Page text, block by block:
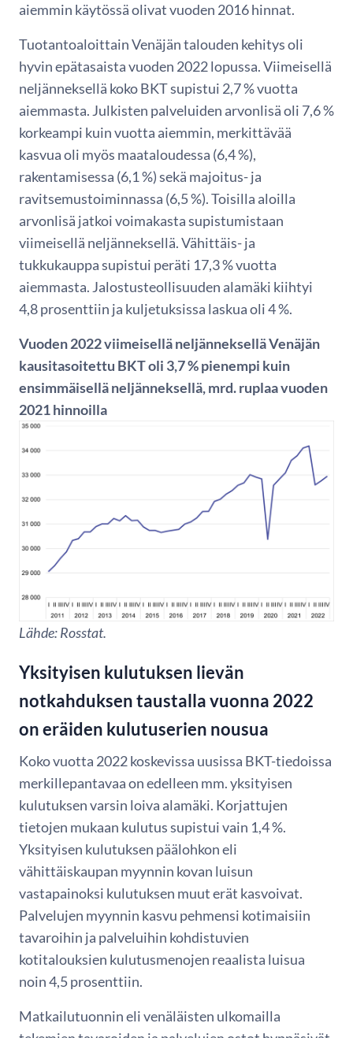
aiemmin käytössä olivat vuoden 2016 hinnat.
Tuotantoaloittain Venäjän talouden kehitys oli
hyvin epätasaista vuoden 2022 lopussa. Viimeisellä
neljänneksellä koko BKT supistui 2,7 % vuotta
aiemmasta. Julkisten palveluiden arvonlisä oli 7,6 %
korkeampi kuin vuotta aiemmin, merkittävää
kasvua oli myös maataloudessa (6,4 %),
rakentamisessa (6,1 %) sekä majoitus- ja
ravitsemustoiminnassa (6,5 %). Toisilla aloilla
arvonlisä jatkoi voimakasta supistumistaan
viimeisellä neljänneksellä. Vähittäis- ja
tukkukauppa supistui peräti 17,3 % vuotta
aiemmasta. Jalostusteollisuuden alamäki kiihtyi
4,8 prosenttiin ja kuljetuksissa laskua oli 4 %.
Vuoden 2022 viimeisellä neljänneksellä Venäjän
kausitasoitettu BKT oli 3,7 % pienempi kuin
ensimmäisellä neljänneksellä, mrd. ruplaa vuoden
2021 hinnoilla
Lähde: Rosstat.
Yksityisen kulutuksen lievän
notkahduksen taustalla vuonna 2022
on eräiden kulutuserien nousua
Koko vuotta 2022 koskevissa uusissa BKT-tiedoissa
merkillepantavaa on edelleen mm. yksityisen
kulutuksen varsin loiva alamäki. Korjattujen
tietojen mukaan kulutus supistui vain 1,4 %.
Yksityisen kulutuksen päälohkon eli
vähittäiskaupan myynnin kovan luisun
vastapainoksi kulutuksen muut erät kasvoivat.
Palvelujen myynnin kasvu pehmensi kotimaisiin
tavaroihin ja palveluihin kohdistuvien
kotitalouksien kulutusmenojen reaalista luisua
noin 4,5 prosenttiin.
Matkailutuonnin eli venäläisten ulkomailla